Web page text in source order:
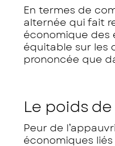
En termes de
alternée qui fait
économique des
équitable sur les
prononcée que
Le poids
Peur de
économiques